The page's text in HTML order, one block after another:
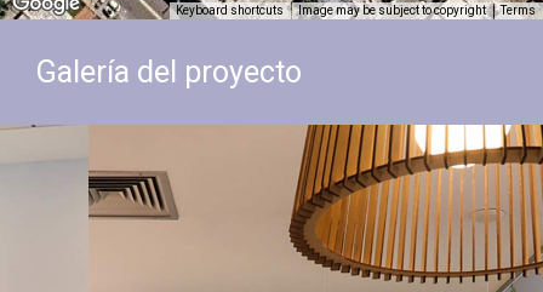
Keyboard shortcuts Image may be subject to copyright Terms
Galería del proyecto